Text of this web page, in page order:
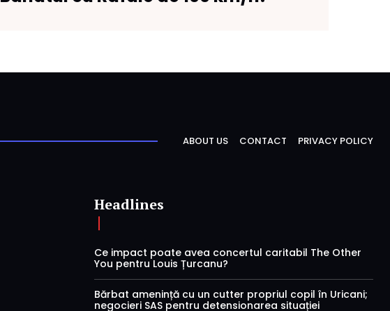
ABOUT US CONTACT PRIVACY POLICY
Headlines
Ce impact poate avea concertul caritabil The Other
You pentru Louis Țurcanu?
Bărbat amenință cu un cutter propriul copil în Uricani;
negocieri SAS pentru detensionarea situației